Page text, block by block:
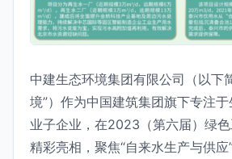
中建生态环境集团有限公司（以下
境”）作为中国建筑集团旗下专注
业子企业，在2023（第六届）绿
精彩亮相，聚焦“自来水生产与供应